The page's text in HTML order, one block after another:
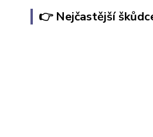
👉 Nejčastější